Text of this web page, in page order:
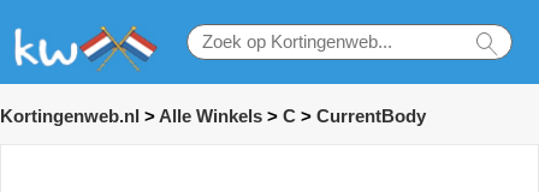
Kortingenweb.nl > Alle Winkels > C > CurrentBody